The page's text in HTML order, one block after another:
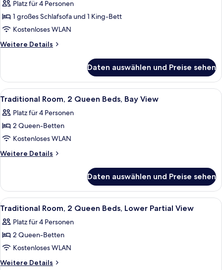
für
Suite,1
King
Bed
Bed,Accessible,Non
Smoking
anzeigen
Platz für 4 Personen
1 großes Schlafsofa und 1 King-Bett
Kostenloses WLAN
Weitere Details
Weitere
King
Bed
with
Bed,Accessible,Non
Smoking
Daten auswählen und Preise sehen
Alle
Fotos
für
Traditional
Room,
2
Bay
View
anzeigen
Ein Hotelzimmer mit zwei Betten,
13
Traditional Room, 2 Queen Beds, Bay View
Platz für 4 Personen
2 Queen-Betten
Kostenloses WLAN
Weitere Details
Weitere
Room,
Queen
Bay
View
Daten auswählen und Preise sehen
Alle
Fotos
für
Traditional
Room,
2
Ein Hotelzimmer mit zwei Betten,
6
Traditional Room, 2 Queen Beds, Lower Partial View
Platz für 4 Personen
2 Queen-Betten
Kostenloses WLAN
Weitere Details
Weitere